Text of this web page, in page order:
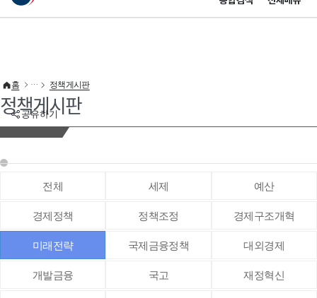
이 누리집은 대한민국 공식 전자정부 누리집입니다.
공유하기
홈 정책게시판
정책게시판
전체 세제 예산
경제정책 정책조정 경제구조개혁
미래전략 국제금융정책 대외경제
개발금융 국고 재정혁신